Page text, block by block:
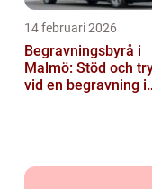
14 februari 2026
Begravningsbyrå i
Malmö: Stöd och
vid en begravning i